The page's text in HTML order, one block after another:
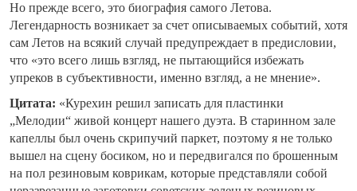
Но прежде всего, это биография самого Летова.
Легендарность возникает за счет описываемых событий, хотя
сам Летов на всякий случай предупреждает в предисловии,
что «это всего лишь взгляд, не пытающийся избежать
упреков в субъективности, именно взгляд, а не мнение».
Цитата: «Курехин решил записать для пластинки
„Мелодии“ живой концерт нашего дуэта. В старинном зале
капеллы был очень скрипучий паркет, поэтому я не только
вышел на сцену босиком, но и передвигался по брошенным
на пол резиновым коврикам, которые представляли собой